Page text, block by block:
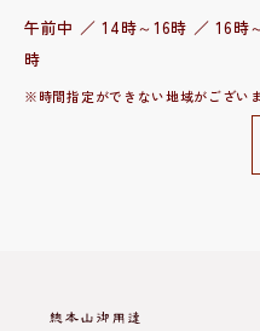
午前中 ／ 14時～16時 ／ 16時
時
※時間指定ができない地域がござい